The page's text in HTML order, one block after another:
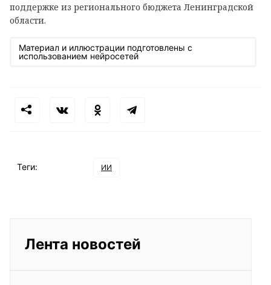
поддержке из регионального бюджета Ленинградской
области.
Материал и иллюстрации подготовлены с
использованием нейросетей
Теги: ИИ
Лента новостей